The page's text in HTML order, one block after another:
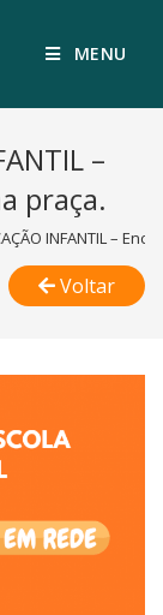
MENU
–
praça.
INFANTIL –
Voltar